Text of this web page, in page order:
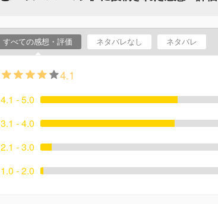
すべての感想・評価 ネタバレなし ネタバレ
4.1
4.1 - 5.0
3.1 - 4.0
2.1 - 3.0
1.0 - 2.0